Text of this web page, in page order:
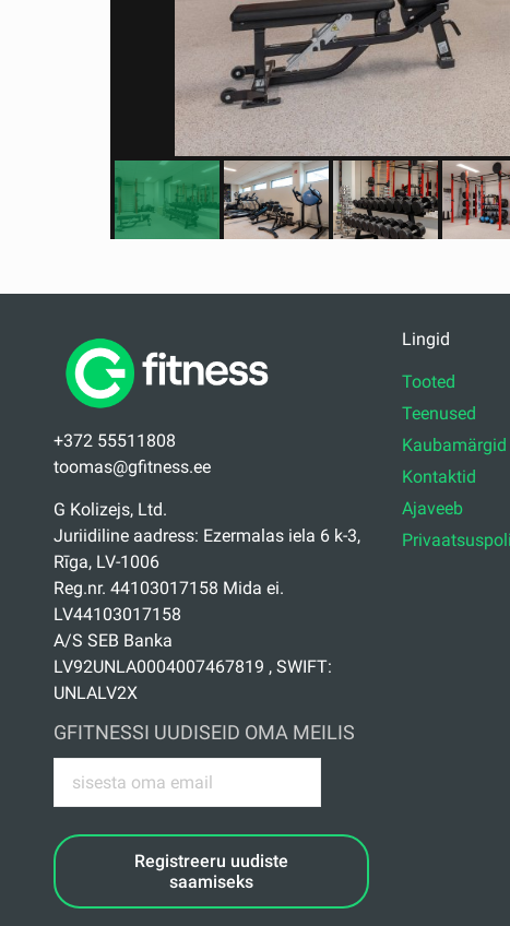
+372 55511808
toomas@gfitness.ee
G Kolizejs, Ltd.
Juriidiline aadress: Ezermalas iela 6 k-3,
Rīga, LV-1006
Reg.nr. 44103017158 Mida ei.
LV44103017158
A/S SEB Banka
LV92UNLA0004007467819 , SWIFT:
UNLALV2X
GFITNESSI UUDISEID OMA MEILIS
Registreeru uudiste
saamiseks
Lingid
Tooted
Teenused
Kaubamärgid
Kontaktid
Ajaveeb